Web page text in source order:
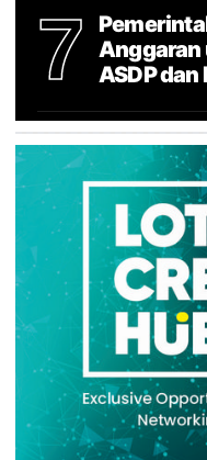
7
Anggaran
ASDP